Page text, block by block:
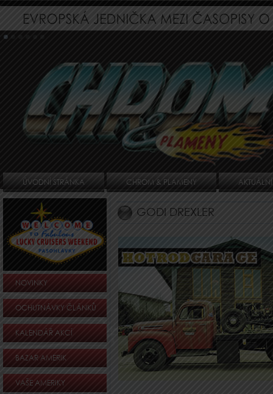
ÚVODNÍ STRÁNKA CHROM & PLAMENY
NOVINKY
OCHUTNÁVKY ČLÁNKŮ
KALENDÁŘ AKCÍ
BAZAR AMERIK
VAŠE AMERIKY
GODI DREXLER